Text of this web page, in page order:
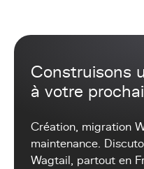
Construisons
à votre
Création, migration
maintenance.
Wagtail, partout en